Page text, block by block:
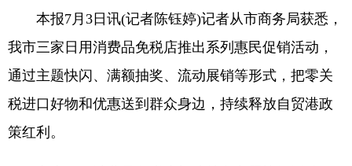
本报7月3日讯(记者陈钰婷)记者从市商务局获悉，
我市三家日用消费品免税店推出系列惠民促销活动，
通过主题快闪、满额抽奖、流动展销等形式，把零关
税进口好物和优惠送到群众身边，持续释放自贸港政
策红利。